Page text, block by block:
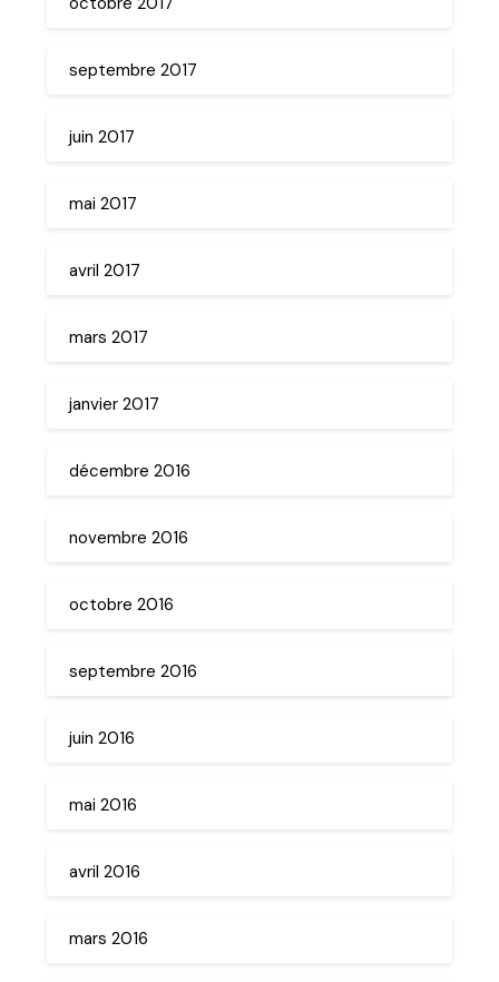
septembre 2017
juin 2017
mai 2017
avril 2017
mars 2017
janvier 2017
décembre 2016
novembre 2016
octobre 2016
septembre 2016
juin 2016
mai 2016
avril 2016
mars 2016